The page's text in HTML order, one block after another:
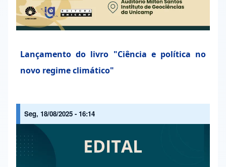
Lançamento do livro "Ciência e política no
novo regime climático"
Seg, 18/08/2025 - 16:14